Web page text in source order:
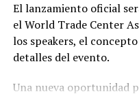
El lanzamiento oficial
el World Trade Center
los speakers, el
detalles del evento.
Una nueva oportunidad